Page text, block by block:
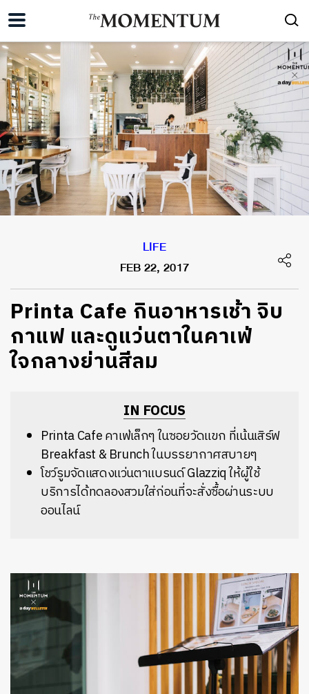
LIFE
FEB 22, 2017
Printa Cafe กินอาหารเช้า จิบ
กาแฟ และดูแว่นตาในคาเฟ่
ใจกลางย่านสีลม
IN FOCUS
Printa Cafe คาเฟ่เล็กๆ ในซอยวัดแขก ที่เน้นเสิร์ฟ
Breakfast & Brunch ในบรรยากาศสบายๆ
โชว์รูมจัดแสดงแว่นตาแบรนด์ Glazziq ให้ผู้ใช้
บริการได้ทดลองสวมใส่ก่อนที่จะสั่งซื้อผ่านระบบ
ออนไลน์